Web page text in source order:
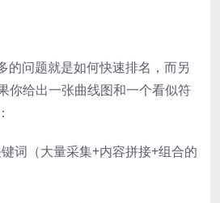
的问题就是如何快速排名，而另
你给出一张曲线图和一个看似符
词（大量采集+内容拼接+组合的